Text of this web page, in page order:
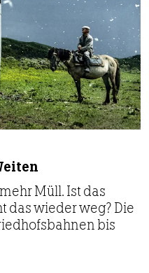
Müll. Ist das
das wieder weg? Die
bis